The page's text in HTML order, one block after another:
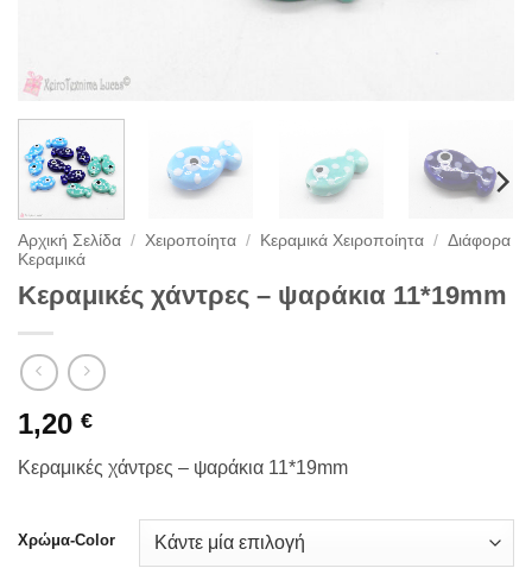
Αρχική Σελίδα / Χειροποίητα / Κεραμικά Χειροποίητα / Διάφορα
Κεραμικά
Κεραμικές χάντρες – ψαράκια 11*19mm
1,20 €
Κεραμικές χάντρες – ψαράκια 11*19mm
Χρώμα-Color